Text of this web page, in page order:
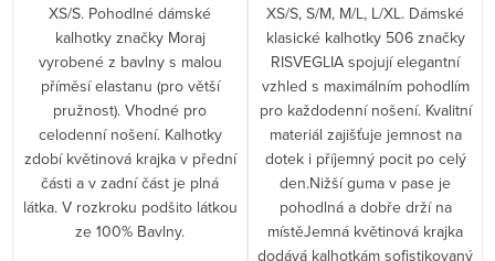
XS/S. Pohodlné dámské
kalhotky značky Moraj
vyrobené z bavlny s malou
příměsí elastanu (pro větší
pružnost). Vhodné pro
celodenní nošení. Kalhotky
zdobí květinová krajka v přední
části a v zadní část je plná
látka. V rozkroku podšito látkou
ze 100% Bavlny.
XS/S, S/M, M/L, L/XL. Dámské
klasické kalhotky 506 značky
RISVEGLIA spojují elegantní
vzhled s maximálním pohodlím
pro každodenní nošení. Kvalitní
materiál zajišťuje jemnost na
dotek i příjemný pocit po celý
den.Nižší guma v pase je
pohodlná a dobře drží na
místěJemná květinová krajka
dodává kalhotkám sofistikovaný